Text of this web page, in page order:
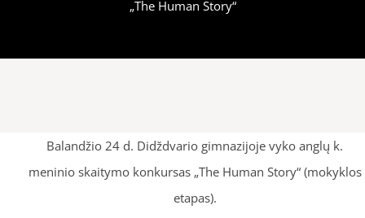
„The Human Story“
Balandžio 24 d. Didždvario gimnazijoje vyko anglų k.
meninio skaitymo konkursas „The Human Story“ (mokyklos
etapas).